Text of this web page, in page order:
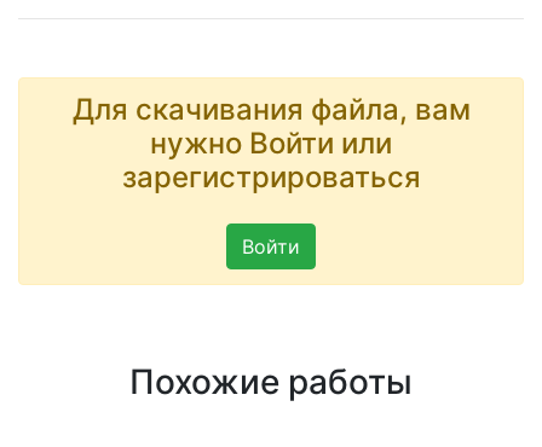
Для скачивания файла, вам
нужно Войти или
зарегистрироваться
Войти
Похожие работы